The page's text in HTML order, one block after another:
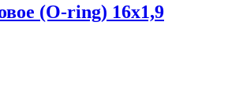
(O-ring) 16х1,9